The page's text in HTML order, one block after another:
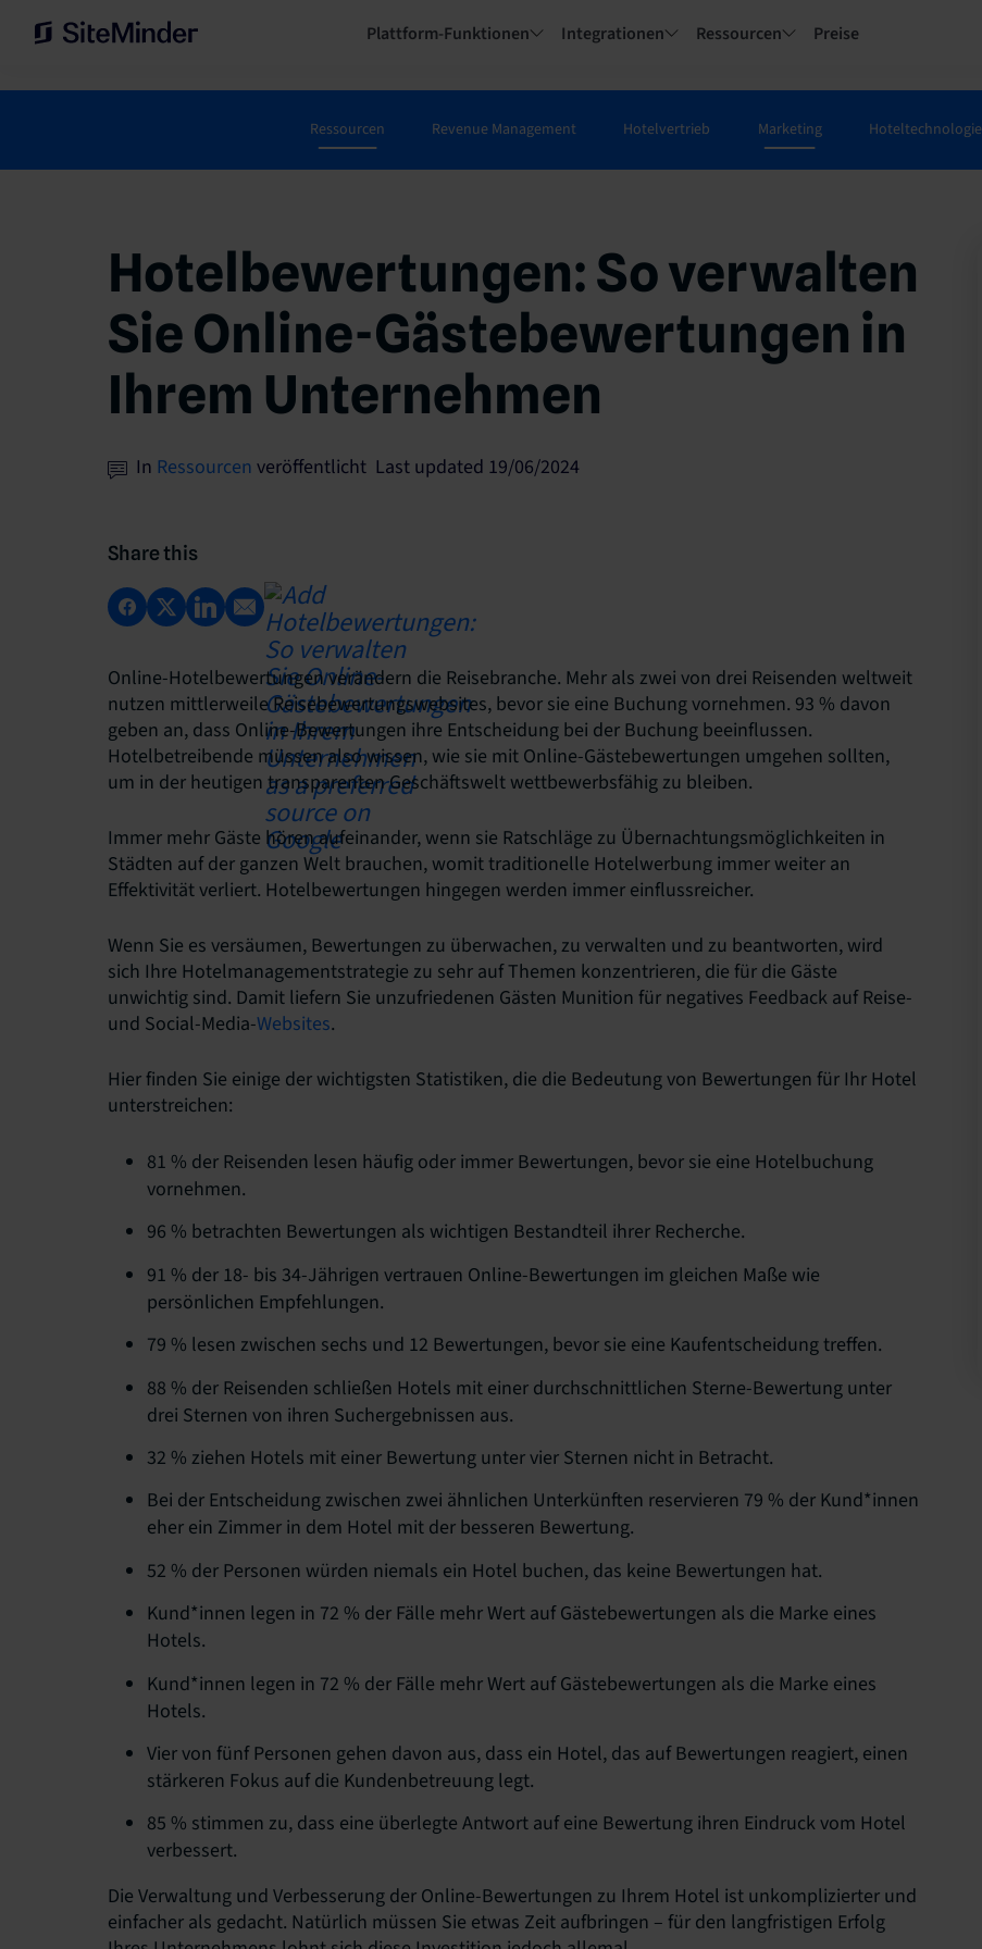
Plattform-Funktionen Integrationen Ressourcen Preise
Ressourcen Revenue Management Hotelvertrieb Marketing Hoteltechnologie
Hotelbewertungen: So verwalten
Sie Online-Gästebewertungen in
Ihrem Unternehmen
In Ressourcen veröffentlicht Last updated 19/06/2024
Share this
Online-Hotelbewertungen verändern die Reisebranche. Mehr als zwei von drei Reisenden weltweit
nutzen mittlerweile Reisebewertungswebsites, bevor sie eine Buchung vornehmen. 93 % davon
geben an, dass Online-Bewertungen ihre Entscheidung bei der Buchung beeinflussen.
Hotelbetreibende müssen also wissen, wie sie mit Online-Gästebewertungen umgehen sollten,
um in der heutigen transparenten Geschäftswelt wettbewerbsfähig zu bleiben.
Immer mehr Gäste hören aufeinander, wenn sie Ratschläge zu Übernachtungsmöglichkeiten in
Städten auf der ganzen Welt brauchen, womit traditionelle Hotelwerbung immer weiter an
Effektivität verliert. Hotelbewertungen hingegen werden immer einflussreicher.
Wenn Sie es versäumen, Bewertungen zu überwachen, zu verwalten und zu beantworten, wird
sich Ihre Hotelmanagementstrategie zu sehr auf Themen konzentrieren, die für die Gäste
unwichtig sind. Damit liefern Sie unzufriedenen Gästen Munition für negatives Feedback auf Reise-
und Social-Media-Websites.
Hier finden Sie einige der wichtigsten Statistiken, die die Bedeutung von Bewertungen für Ihr Hotel
unterstreichen:
81 % der Reisenden lesen häufig oder immer Bewertungen, bevor sie eine Hotelbuchung
vornehmen.
96 % betrachten Bewertungen als wichtigen Bestandteil ihrer Recherche.
91 % der 18- bis 34-Jährigen vertrauen Online-Bewertungen im gleichen Maße wie
persönlichen Empfehlungen.
79 % lesen zwischen sechs und 12 Bewertungen, bevor sie eine Kaufentscheidung treffen.
88 % der Reisenden schließen Hotels mit einer durchschnittlichen Sterne-Bewertung unter
drei Sternen von ihren Suchergebnissen aus.
32 % ziehen Hotels mit einer Bewertung unter vier Sternen nicht in Betracht.
Bei der Entscheidung zwischen zwei ähnlichen Unterkünften reservieren 79 % der Kund*innen
eher ein Zimmer in dem Hotel mit der besseren Bewertung.
52 % der Personen würden niemals ein Hotel buchen, das keine Bewertungen hat.
Kund*innen legen in 72 % der Fälle mehr Wert auf Gästebewertungen als die Marke eines
Hotels.
Kund*innen legen in 72 % der Fälle mehr Wert auf Gästebewertungen als die Marke eines
Hotels.
Vier von fünf Personen gehen davon aus, dass ein Hotel, das auf Bewertungen reagiert, einen
stärkeren Fokus auf die Kundenbetreuung legt.
85 % stimmen zu, dass eine überlegte Antwort auf eine Bewertung ihren Eindruck vom Hotel
verbessert.
Die Verwaltung und Verbesserung der Online-Bewertungen zu Ihrem Hotel ist unkomplizierter und
einfacher als gedacht. Natürlich müssen Sie etwas Zeit aufbringen – für den langfristigen Erfolg